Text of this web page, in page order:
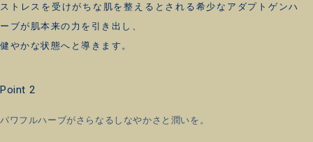
ストレスを受けがちな肌を整えるとされる希少なアダプトゲンハ
ーブが肌本来の力を引き出し、
健やかな状態へと導きます。
Point 2
パワフルハーブがさらなるしなやかさと潤いを。